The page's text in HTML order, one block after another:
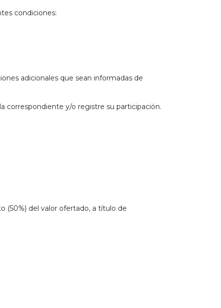
condiciones:
adicionales que sean informadas de
correspondiente y/o registre su participación.
(50%) del valor ofertado, a título de